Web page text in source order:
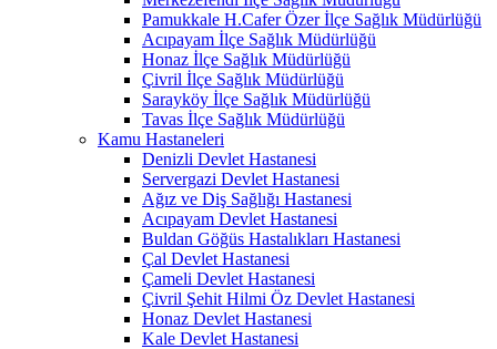
Pamukkale H.Cafer Özer İlçe Sağlık Müdürlüğü
Acıpayam İlçe Sağlık Müdürlüğü
Honaz İlçe Sağlık Müdürlüğü
Çivril İlçe Sağlık Müdürlüğü
Sarayköy İlçe Sağlık Müdürlüğü
Tavas İlçe Sağlık Müdürlüğü
Kamu Hastaneleri
Denizli Devlet Hastanesi
Servergazi Devlet Hastanesi
Ağız ve Diş Sağlığı Hastanesi
Acıpayam Devlet Hastanesi
Buldan Göğüs Hastalıkları Hastanesi
Çal Devlet Hastanesi
Çameli Devlet Hastanesi
Çivril Şehit Hilmi Öz Devlet Hastanesi
Honaz Devlet Hastanesi
Kale Devlet Hastanesi